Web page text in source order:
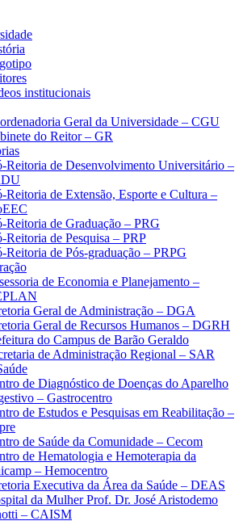
institucionais
Geral da Universidade – CGU
do Reitor – GR
Reitoria de Desenvolvimento Universitário –
Reitoria de Extensão, Esporte e Cultura –
Reitoria de Graduação – PRG
Reitoria de Pesquisa – PRP
Reitoria de Pós-graduação – PRPG
de Economia e Planejamento –
Geral de Administração – DGA
Geral de Recursos Humanos – DGRH
do Campus de Barão Geraldo
de Administração Regional – SAR
de Diagnóstico de Doenças do Aparelho
– Gastrocentro
de Estudos e Pesquisas em Reabilitação –
de Saúde da Comunidade – Cecom
de Hematologia e Hemoterapia da
– Hemocentro
Executiva da Área da Saúde – DEAS
da Mulher Prof. Dr. José Aristodemo
– CAISM